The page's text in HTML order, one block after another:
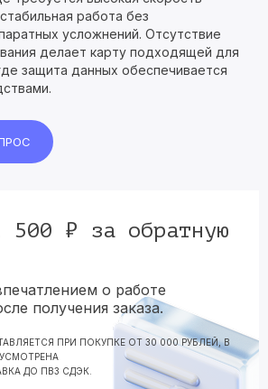
работа без
усложнений. Отсутствие
делает карту подходящей для
защита данных обеспечивается
500 ₽ за обратную
о работе
получения заказа.
ПРИ ПОКУПКЕ ОТ 30 000 РУБЛЕЙ, В
ДО ПВЗ СДЭК.